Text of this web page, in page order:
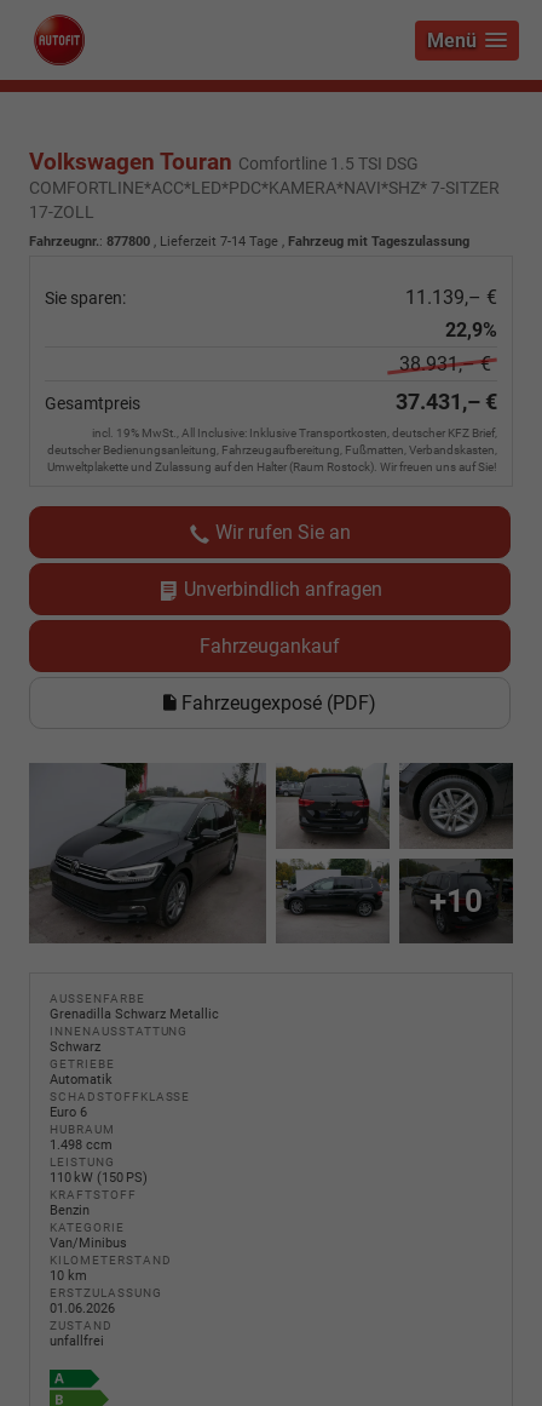
Menü
Volkswagen Touran Comfortline 1.5 TSI DSG
COMFORTLINE*ACC*LED*PDC*KAMERA*NAVI*SHZ* 7-SITZER
17-ZOLL
Fahrzeugnr.: 877800 , Lieferzeit 7-14 Tage , Fahrzeug mit Tageszulassung
Sie sparen:
11.139,– €
22,9%
38.931,– €
Gesamtpreis 37.431,– €
incl. 19% MwSt., All Inclusive: Inklusive Transportkosten, deutscher KFZ Brief,
deutscher Bedienungsanleitung, Fahrzeugaufbereitung, Fußmatten, Verbandskasten,
Umweltplakette und Zulassung auf den Halter (Raum Rostock). Wir freuen uns auf Sie!
Wir rufen Sie an
Unverbindlich anfragen
Fahrzeugankauf
Fahrzeugexposé (PDF)
+10
AUSSENFARBE
Grenadilla Schwarz Metallic
INNENAUSSTATTUNG
Schwarz
GETRIEBE
Automatik
SCHADSTOFFKLASSE
Euro 6
HUBRAUM
1.498 ccm
LEISTUNG
110 kW (150 PS)
KRAFTSTOFF
Benzin
KATEGORIE
Van/Minibus
KILOMETERSTAND
10 km
ERSTZULASSUNG
01.06.2026
ZUSTAND
unfallfrei